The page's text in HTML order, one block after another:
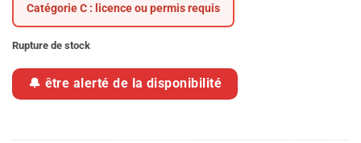
Catégorie C : licence ou permis requis
Rupture de stock